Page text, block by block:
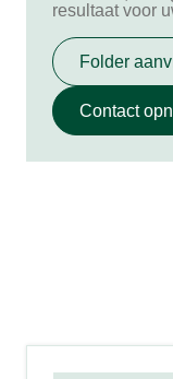
resultaat voor
Folder
Contact